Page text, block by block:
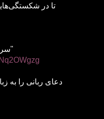
تا در
سرود "محل سکونت من"
دعای ربانی را به